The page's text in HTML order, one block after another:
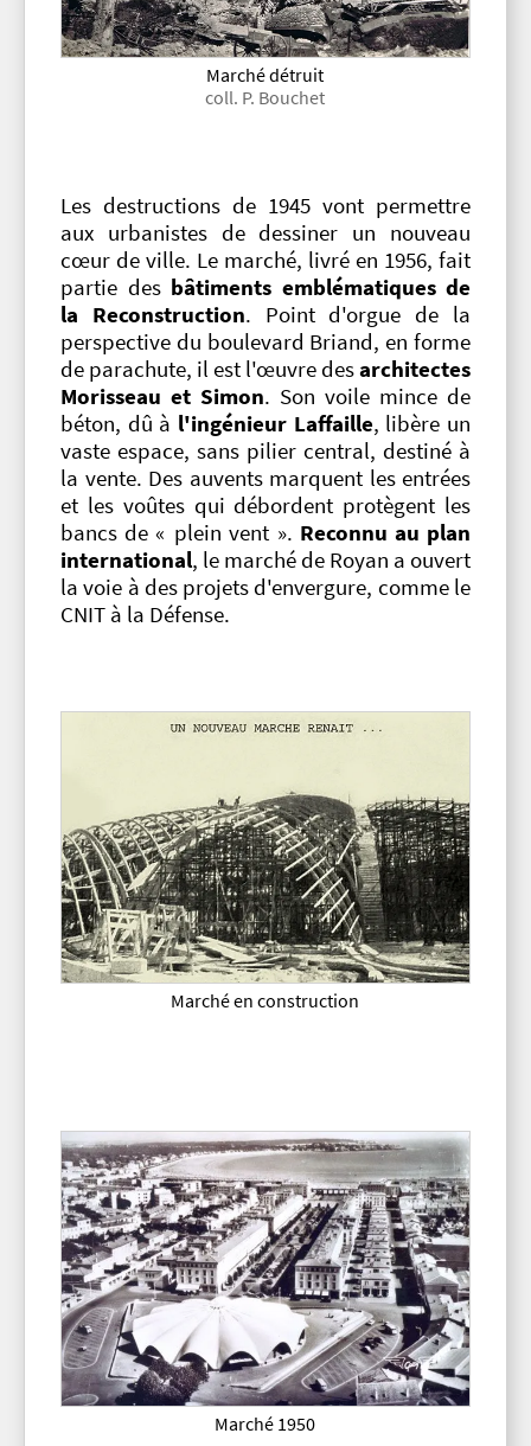
Marché détruit
coll. P. Bouchet
Les destructions de 1945 vont permettre
aux urbanistes de dessiner un nouveau
cœur de ville. Le marché, livré en 1956, fait
partie des bâtiments emblématiques de
la Reconstruction. Point d'orgue de la
perspective du boulevard Briand, en forme
de parachute, il est l'œuvre desarchitectes
Morisseau et Simon. Son voile mince de
béton, dû à l'ingénieur Laffaille, libère un
vaste espace, sans pilier central, destiné à
la vente. Des auvents marquent les entrées
et les voûtes qui débordent protègent les
bancs de « plein vent ». Reconnu au plan
international, le marché de Royan a ouvert
la voie à des projets d'envergure, comme le
CNIT à la Défense.
Marché en construction
Marché 1950